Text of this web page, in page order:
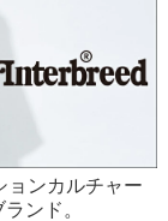
ョンカルチャー
ンド。